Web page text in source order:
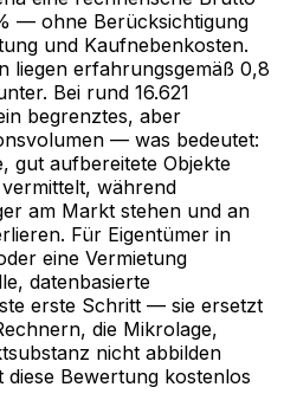
— ohne Berücksichtigung
und Kaufnebenkosten.
liegen erfahrungsgemäß 0,8
Bei rund 16.621
begrenztes, aber
— was bedeutet:
gut aufbereitete Objekte
während
am Markt stehen und an
Für Eigentümer in
eine Vermietung
datenbasierte
erste Schritt — sie ersetzt
die Mikrolage,
nicht abbilden
diese Bewertung kostenlos